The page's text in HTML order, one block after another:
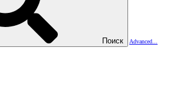
Поиск
Advanced...